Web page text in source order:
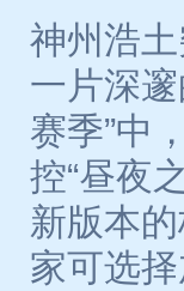
神州浩
一片深
赛季”中
控“昼夜
新版本
家可选择